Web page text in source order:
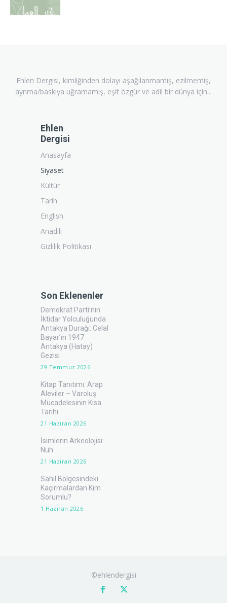
Ehlen Dergisi, kimliğinden dolayı aşağılanmamış, ezilmemiş,
ayrıma/baskıya uğramamış, eşit özgür ve adil bir dünya için...
Ehlen
Dergisi
Anasayfa
Siyaset
Kültür
Tarih
English
Anadili
Gizlilik Politikası
Son Eklenenler
Demokrat Parti’nin
İktidar Yolculuğunda
Antakya Durağı: Celal
Bayar’ın 1947
Antakya (Hatay)
Gezisi
29 Temmuz 2026
Kitap Tanıtımı: Arap
Aleviler – Varoluş
Mücadelesinin Kısa
Tarihi
21 Haziran 2026
İsimlerin Arkeolojisi:
Nuh
21 Haziran 2026
Sahil Bölgesindeki
Kaçırmalardan Kim
Sorumlu?
1 Haziran 2026
©ehlendergisi